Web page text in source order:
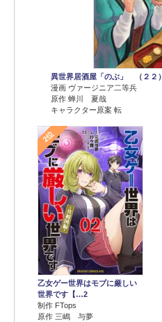
異世界居酒屋「のぶ」 （２２）
漫画 ヴァージニア二等兵
原作 蝉川 夏哉
キャラクター原案 転
2位
乙女ゲー世界はモブに厳しい
世界です【…2
制作 FTops
原作 三嶋 与夢